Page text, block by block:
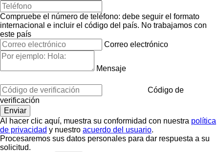
Compruebe el número de teléfono: debe seguir el formato
internacional e incluir el código del país. No trabajamos con
este país
Correo electrónico
Mensaje
Código de
verificación
Al hacer clic aquí, muestra su conformidad con nuestra política
de privacidad y nuestro acuerdo del usuario.
Procesaremos sus datos personales para dar respuesta a su
solicitud.